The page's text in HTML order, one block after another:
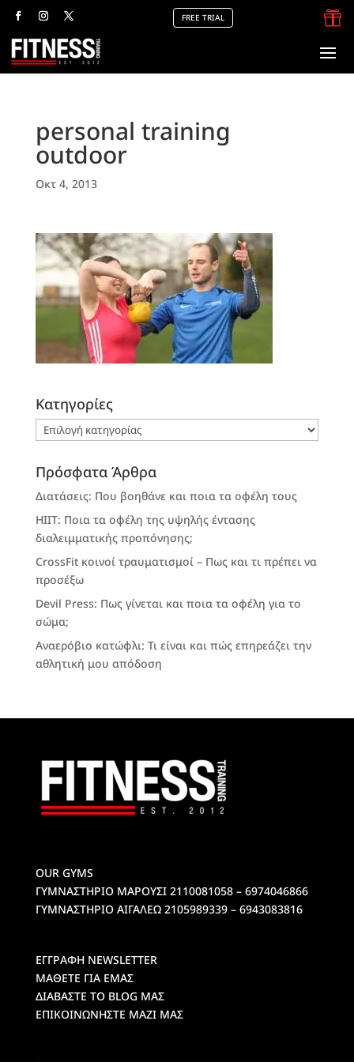
FREE TRIAL 
personal training
outdoor
Οκτ 4, 2013
Kατηγορίες
Kατηγορίες
Πρόσφατα Άρθρα
Διατάσεις: Που βοηθάνε και ποια τα οφέλη τους
HIIT: Ποια τα οφέλη της υψηλής έντασης
διαλειμματικής προπόνησης;
CrossFit κοινοί τραυματισμοί – Πως και τι πρέπει να
προσέξω
Devil Press: Πως γίνεται και ποια τα οφέλη για το
σώμα;
Αναερόβιο κατώφλι: Τι είναι και πώς επηρεάζει την
αθλητική μου απόδοση
OUR GYMS
ΓΥΜΝΑΣΤΗΡΙΟ ΜΑΡΟΥΣΙ2110081058 – 6974046866
ΓΥΜΝΑΣΤΗΡΙΟ ΑΙΓΑΛΕΩ2105989339 – 6943083816
ΕΓΓΡΑΦΗ NEWSLETTER
ΜΑΘΕΤΕ ΓΙΑ ΕΜΑΣ
ΔΙΑΒΑΣΤΕ ΤΟ BLOG ΜΑΣ
ΕΠΙΚΟΙΝΩΝΗΣΤΕ ΜΑΖΙ ΜΑΣ